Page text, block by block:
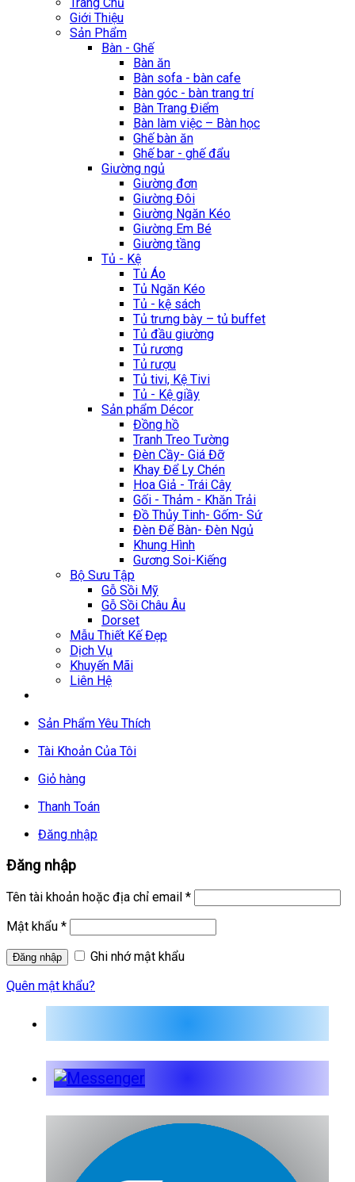
Giới Thiệu
Sản Phẩm
Bàn - Ghế
Bàn ăn
Bàn sofa - bàn cafe
Bàn góc - bàn trang trí
Bàn Trang Điểm
Bàn làm việc – Bàn học
Ghế bàn ăn
Ghế bar - ghế đẩu
Giường ngủ
Giường đơn
Giường Đôi
Giường Ngăn Kéo
Giường Em Bé
Giường tầng
Tủ - Kệ
Tủ Áo
Tủ Ngăn Kéo
Tủ - kệ sách
Tủ trưng bày – tủ buffet
Tủ đầu giường
Tủ rương
Tủ rượu
Tủ tivi, Kệ Tivi
Tủ - Kệ giầy
Sản phẩm Décor
Đồng hồ
Tranh Treo Tường
Đèn Cầy- Giá Đỡ
Khay Để Ly Chén
Hoa Giả - Trái Cây
Gối - Thảm - Khăn Trải
Đồ Thủy Tinh- Gốm- Sứ
Đèn Để Bàn- Đèn Ngủ
Khung Hình
Gương Soi-Kiếng
Bộ Sưu Tập
Gỗ Sồi Mỹ
Gỗ Sồi Châu Âu
Dorset
Mẫu Thiết Kế Đẹp
Dịch Vụ
Khuyến Mãi
Liên Hệ
Sản Phẩm Yêu Thích
Tài Khoản Của Tôi
Giỏ hàng
Thanh Toán
Đăng nhập
Đăng nhập
Tên tài khoản hoặc địa chỉ email *
Mật khẩu *
Ghi nhớ mật khẩu
Quên mật khẩu?